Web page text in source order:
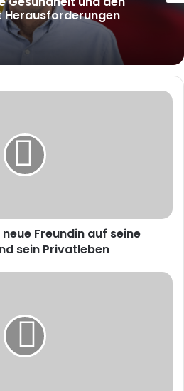
Partner
Freundin auf seine
sein Privatleben